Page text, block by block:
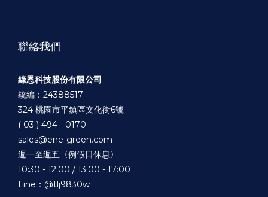
聯絡我們
綠恩科技股份有限公司
統編：24388517
324 桃園市平鎮區文化街6號
( 03 ) 494 - 0170
sales@ene-green.com
週一至週五〈例假日休息〉
10:30 - 12:00 / 13:00 - 17:00
Line：@tlj9830w